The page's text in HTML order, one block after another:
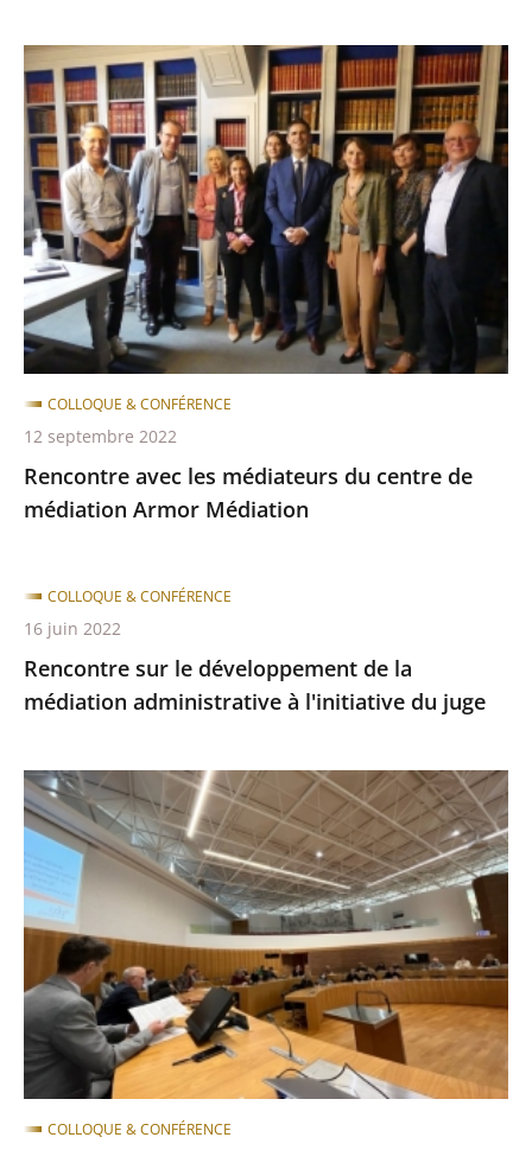
Rencontre
avec
les
médiateurs
du
centre
de
médiation
Armor
Médiation
Rencontre avec les médiateurs du centre de
médiation Armor Médiation
COLLOQUE & CONFÉRENCE
12 septembre 2022
Rencontre sur le développement de la
médiation administrative à l'initiative du juge
COLLOQUE & CONFÉRENCE
16 juin 2022
Conférence-
débat
la
médiation
jeudi
10
novembre
2022
COLLOQUE & CONFÉRENCE